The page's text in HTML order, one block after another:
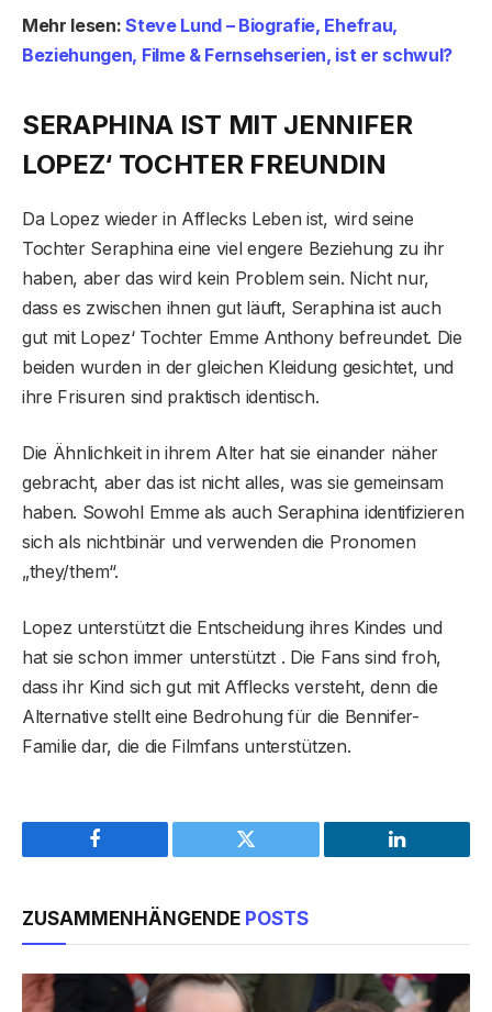
Mehr lesen:Steve Lund – Biografie, Ehefrau,
Beziehungen, Filme & Fernsehserien, ist er schwul?
SERAPHINA IST MIT JENNIFER
LOPEZ‘ TOCHTER FREUNDIN
Da Lopez wieder in Afflecks Leben ist, wird seine
Tochter Seraphina eine viel engere Beziehung zu ihr
haben, aber das wird kein Problem sein. Nicht nur,
dass es zwischen ihnen gut läuft, Seraphina ist auch
gut mit Lopez‘ Tochter Emme Anthony befreundet. Die
beiden wurden in der gleichen Kleidung gesichtet, und
ihre Frisuren sind praktisch identisch.
Die Ähnlichkeit in ihrem Alter hat sie einander näher
gebracht, aber das ist nicht alles, was sie gemeinsam
haben. Sowohl Emme als auch Seraphina identifizieren
sich als nichtbinär und verwenden die Pronomen
„they/them“.
Lopez unterstützt die Entscheidung ihres Kindes und
hat sie schon immer unterstützt . Die Fans sind froh,
dass ihr Kind sich gut mit Afflecks versteht, denn die
Alternative stellt eine Bedrohung für die Bennifer-
Familie dar, die die Filmfans unterstützen.
Facebook Twitter LinkedIn
ZUSAMMENHÄNGENDE POSTS